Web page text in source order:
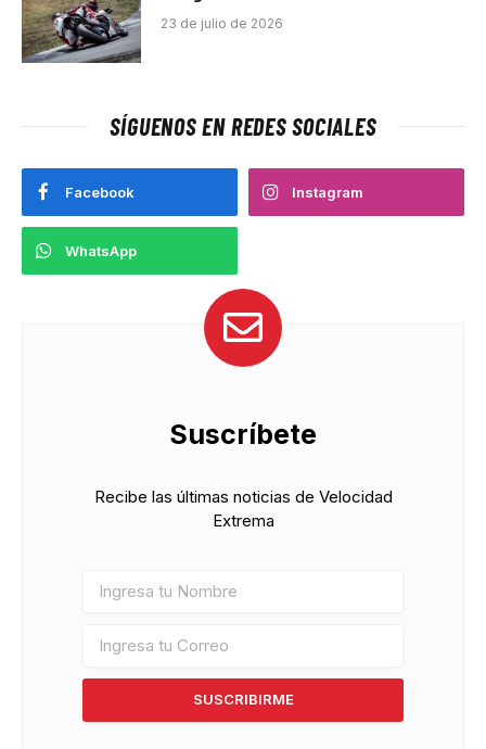
23 de julio de 2026
SÍGUENOS EN REDES SOCIALES
Facebook Instagram
WhatsApp
Suscríbete
Recibe las últimas noticias de Velocidad
Extrema
SUSCRIBIRME